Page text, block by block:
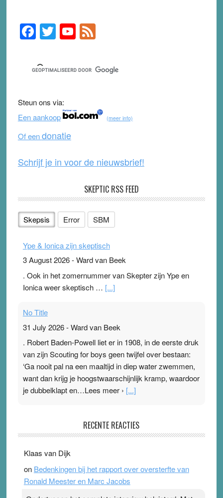
Primary
Sidebar
F
a
c
e
b
o
o
k
T
wi
tt
er
Y
o
u
T
b
e
F
e
d
Steun ons via:
Een aankoop
(meer info)
Of eendonatie
Schrijf je in voor de nieuwsbrief!
SKEPTIC RSS FEED
Skepsis Error SBM
Ype & Ionica zijn skeptisch
3 August 2026-Ward van Beek
. Ook in het zomernummer van Skepter zijn Ype en
Ionica weer skeptisch … [...]
No Title
31 July 2026-Ward van Beek
. Robert Baden-Powell liet er in 1908, in de eerste druk
van zijn Scouting for boys geen twijfel over bestaan:
‘Ga nooit pal na een maaltijd in diep water zwemmen,
want dan krijg je hoogstwaarschijnlijk kramp, waardoor
je dubbelklapt en…Lees meer › [...]
Ward van Beek
topsporters. Ze hopen ermee hun hartslag te verlagen
terwijl ze meer zuurstof opnemen. Daarop heeft zo’n
pleister geen effect. Maar het gevoel ‘makkelijker te
RECENTE REACTIES
Klaas van Dijk
on Bedenkingen bij het rapport over oversterfte van
Ronald Meester en Marc Jacobs